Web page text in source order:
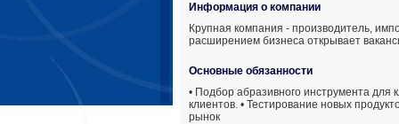
Информация о компании
Крупная компания - производитель,
расширением бизнеса открывает
Основные обязанности
• Подбор абразивного инструмента
клиентов. • Тестирование новых
рынок